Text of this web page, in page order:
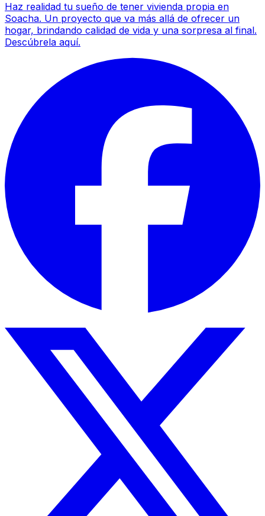
Haz realidad tu sueño de tener vivienda propia en
Soacha. Un proyecto que va más allá de ofrecer un
hogar, brindando calidad de vida y una sorpresa al final.
Descúbrela aquí.